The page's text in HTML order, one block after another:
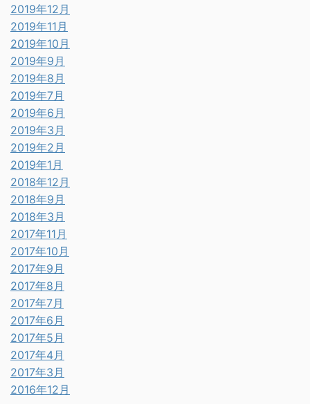
2019年12月
2019年11月
2019年10月
2019年9月
2019年8月
2019年7月
2019年6月
2019年3月
2019年2月
2019年1月
2018年12月
2018年9月
2018年3月
2017年11月
2017年10月
2017年9月
2017年8月
2017年7月
2017年6月
2017年5月
2017年4月
2017年3月
2016年12月